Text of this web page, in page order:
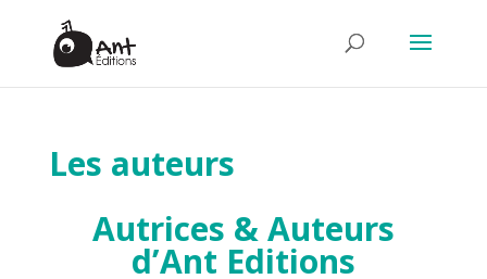
Les auteurs
Autrices & Auteurs
d’Ant Editions